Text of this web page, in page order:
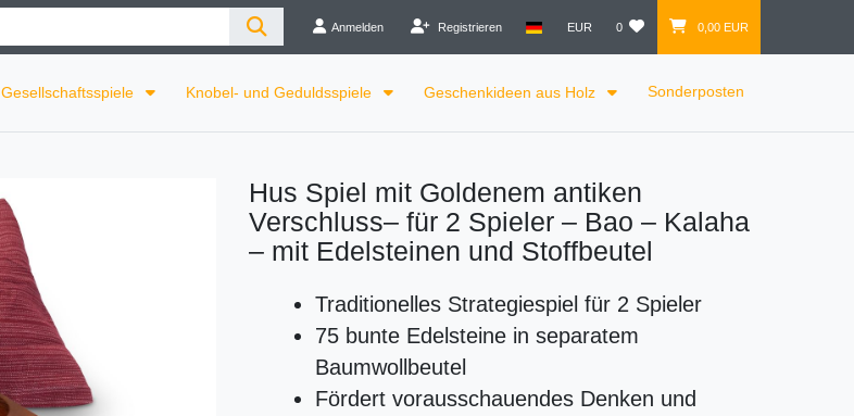
Anmelden Registrieren EUR 0 0,00 EUR
Gesellschaftsspiele Knobel- und Geduldsspiele Geschenkideen aus Holz Sonderposten
Hus Spiel mit Goldenem antiken
Verschluss– für 2 Spieler – Bao – Kalaha
– mit Edelsteinen und Stoffbeutel
Traditionelles Strategiespiel für 2 Spieler
75 bunte Edelsteine in separatem
Baumwollbeutel
Fördert vorausschauendes Denken und